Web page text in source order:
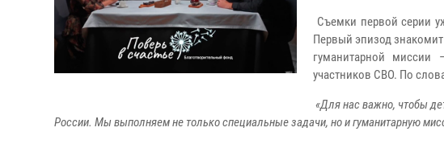
Съемки первой серии
Первый эпизод
гуманитарной
участников СВО. По
«Для нас важно, чтобы
России. Мы выполняем не только специальные задачи, но и гуманитарную